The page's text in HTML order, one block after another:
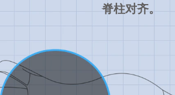
脊柱对齐。